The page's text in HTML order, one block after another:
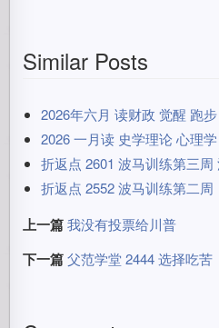
Similar Posts
2026年六月 读财政 觉醒 跑
2026 一月读 史学理论 心理
折返点 2601 波马训练第三周
折返点 2552 波马训练第二周
上一篇 我没有投票给川普
下一篇 父范学堂 2444 选择吃苦